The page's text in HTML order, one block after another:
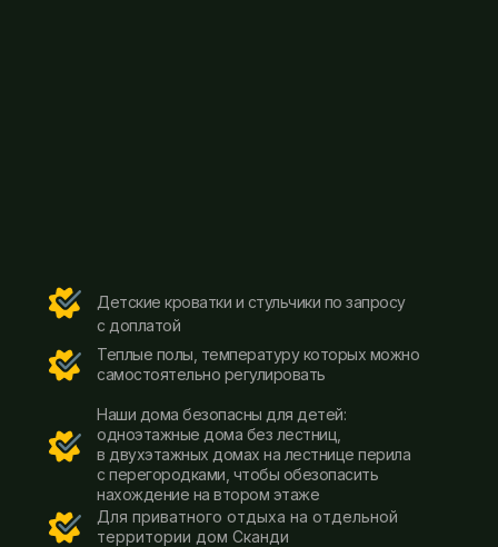
Детские кроватки и стульчики по запросу
с доплатой
Теплые полы, температуру которых можно
самостоятельно регулировать
Наши дома безопасны для детей:
одноэтажные дома без лестниц,
в двухэтажных домах на лестнице перила
с перегородками, чтобы обезопасить
нахождение на втором этаже
Для приватного отдыха на отдельной
территории дом Сканди